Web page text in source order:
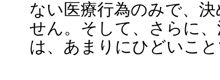
ない医療行為のみで、
せん。そして、さらに
は、あまりにひどいこ